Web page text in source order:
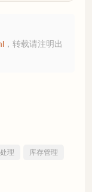
，转载请注明出
理 库存管理